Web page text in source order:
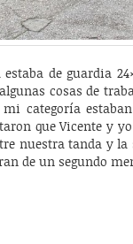
de guardia
cosas de
categoría
que Vicente y
nuestra tanda y
de un segundo